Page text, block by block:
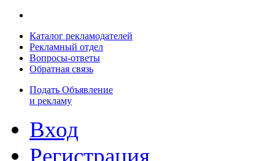
Каталог рекламодателей
Рекламный отдел
Вопросы-ответы
Обратная связь
Подать Объявление
и рекламу
Вход
Регистрация